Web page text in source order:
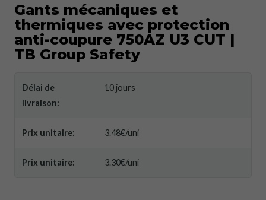
Gants mécaniques et
thermiques avec protection
anti-coupure 750AZ U3 CUT |
TB Group Safety
Délai de
livraison:
10 jours
Prix ​​unitaire: 3.48€/uni
Prix ​​unitaire: 3.30€/uni